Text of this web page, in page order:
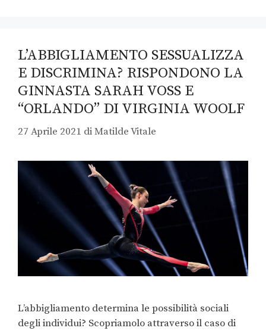
L’ABBIGLIAMENTO SESSUALIZZA
E DISCRIMINA? RISPONDONO LA
GINNASTA SARAH VOSS E
“ORLANDO” DI VIRGINIA WOOLF
27 Aprile 2021 diMatilde Vitale
L’abbigliamento determina le possibilità sociali
degli individui? Scopriamolo attraverso il caso di